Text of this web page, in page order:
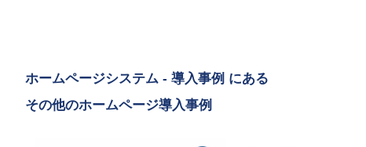
ホームページシステム - 導入事例 にある
その他のホームページ導入事例